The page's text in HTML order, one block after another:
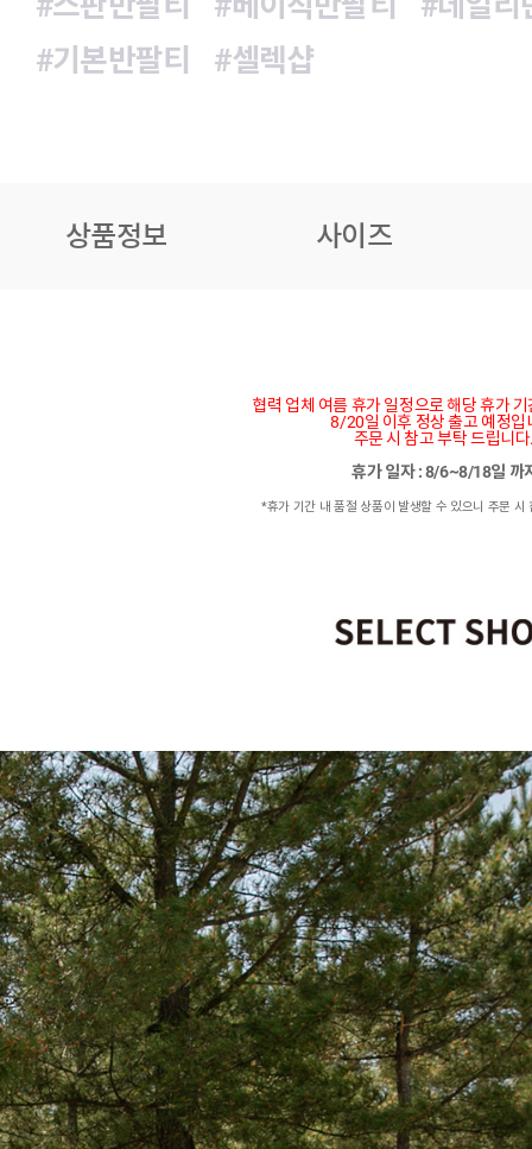
#기본반팔티
#셀렉샵
상품정보 사이즈
협력 업체 여름 휴가 일정으로 해당 휴가
8/20일 이후 정상 출고 예정입
주문 시 참고 부탁 드립니
휴가 일자 : 8/6~8/18일 까
*휴가 기간 내 품절 상품이 발생할 수 있으니 주문 시